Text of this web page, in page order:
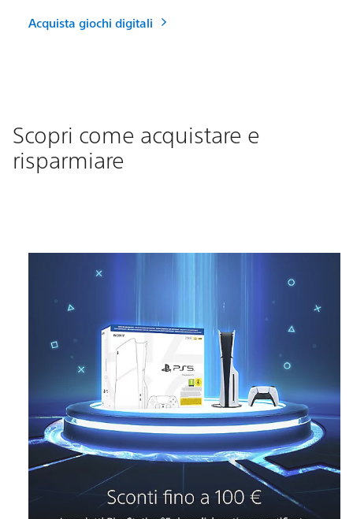
Acquista giochi digitali
Scopri come acquistare e
risparmiare